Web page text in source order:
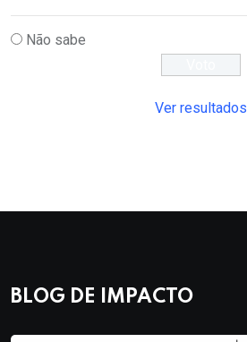
Não sabe
Ver resultados
BLOG DE IMPACTO